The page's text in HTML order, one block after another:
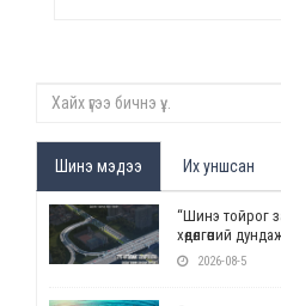
Шинэ мэдээ Их уншсан
“Шинэ тойрог
хөдөлгөөний
2026-08-5